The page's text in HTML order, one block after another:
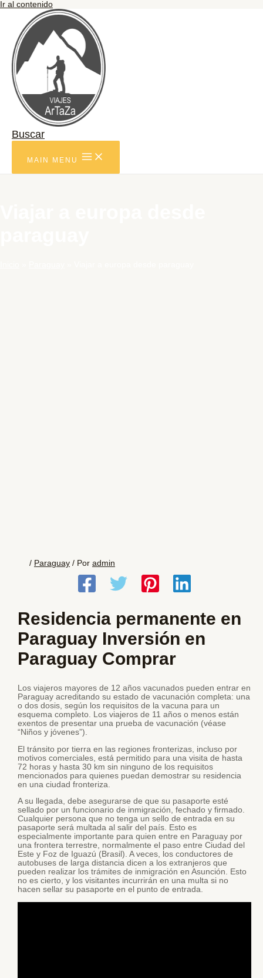
Ir al contenido
Buscar
MAIN MENU
/ Paraguay / Por admin
Residencia permanente en
Paraguay Inversión en
Paraguay Comprar
Los viajeros mayores de 12 años vacunados pueden entrar en
Paraguay acreditando su estado de vacunación completa: una
o dos dosis, según los requisitos de la vacuna para un
esquema completo. Los viajeros de 11 años o menos están
exentos de presentar una prueba de vacunación (véase
“Niños y jóvenes”).
El tránsito por tierra en las regiones fronterizas, incluso por
motivos comerciales, está permitido para una visita de hasta
72 horas y hasta 30 km sin ninguno de los requisitos
mencionados para quienes puedan demostrar su residencia
en una ciudad fronteriza.
A su llegada, debe asegurarse de que su pasaporte esté
sellado por un funcionario de inmigración, fechado y firmado.
Cualquier persona que no tenga un sello de entrada en su
pasaporte será multada al salir del país. Esto es
especialmente importante para quien entre en Paraguay por
una frontera terrestre, normalmente el paso entre Ciudad del
Este y Foz de Iguazú (Brasil). A veces, los conductores de
autobuses de larga distancia dicen a los extranjeros que
pueden realizar los trámites de inmigración en Asunción. Esto
no es cierto, y los visitantes incurrirán en una multa si no
hacen sellar su pasaporte en el punto de entrada.